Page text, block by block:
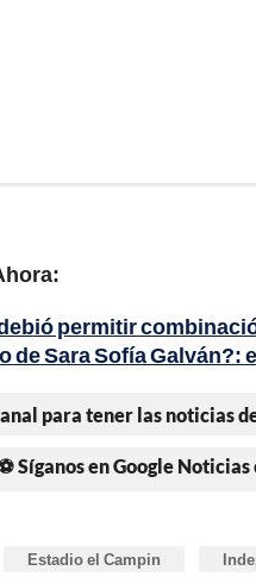
permitir
de Sara Sofía
para tener las noticias
Síganos en Google
Estadio el Campin